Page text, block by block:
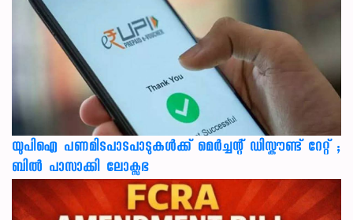
യുപിഐ പണമിടപാടപാടുകൾക്ക് മെർച്ചന്റ് ഡിസ്കൗണ്ട് റേറ്റ് ;
ബിൽ പാസാക്കി ലോക്സഭ